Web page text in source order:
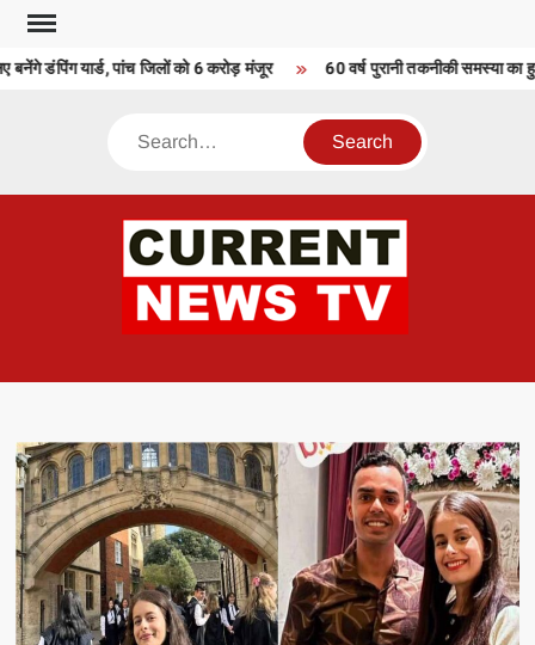
Skip
contentडंपिंग यार्ड, पांच जिलों को 6 करोड़ मंजूर 60 वर्ष पुरानी तकनीकी समस्या
Search